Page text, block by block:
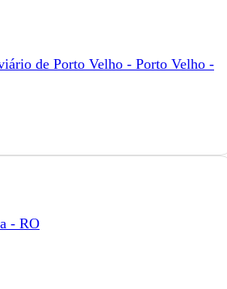
de Porto Velho - Porto Velho -
- RO